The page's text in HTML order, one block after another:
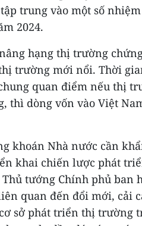
trung vào một số
2024.
hạng thị trường
trường mới nổi. Thời
quan điểm nếu thị
thì dòng vốn vào Việt
khoán Nhà nước cần
khai chiến lược phát
tướng Chính phủ ban
quan đến đổi mới, cải
sở phát triển thị trường